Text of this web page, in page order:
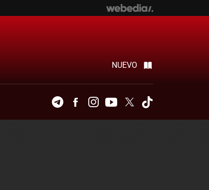
NUEVO
TelegramFacebookInstagramYoutubeTwitter